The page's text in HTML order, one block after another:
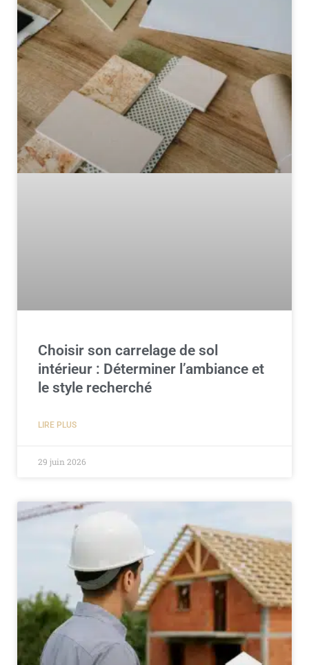
Choisir son carrelage de sol
intérieur : Déterminer l’ambiance et
le style recherché
LIRE PLUS
29 juin 2026